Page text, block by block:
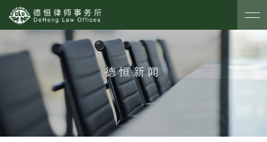
德恒新闻